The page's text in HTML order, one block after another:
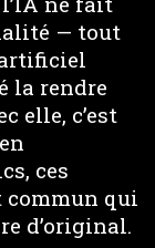
— tout
la rendre
elle, c’est
ces
commun qui
d’original.